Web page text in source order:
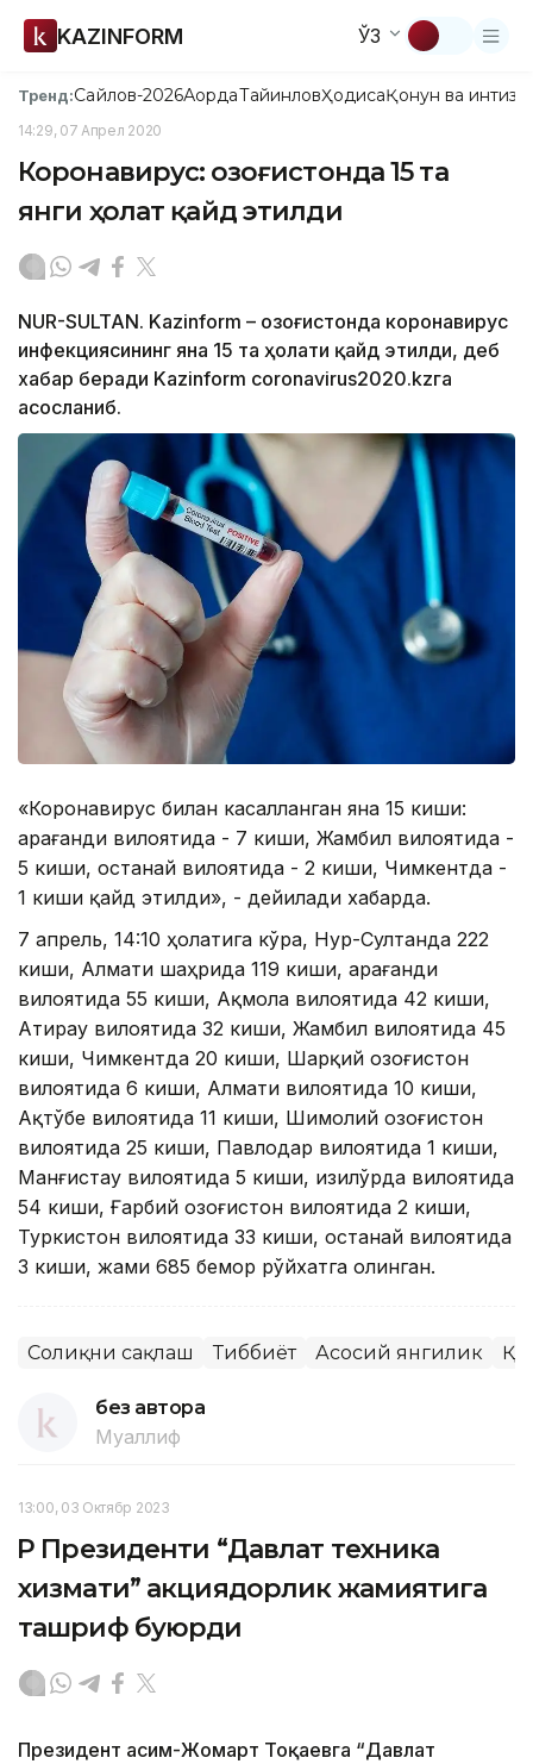
KAZINFORM ЎЗ
Тренд:Сайлов-2026АқордаТайинловҲодисаҚонун ва
14:29, 07 Апрел 2020
Коронавирус: Қозоғистонда 15 та
янги ҳолат қайд этилди
NUR-SULTAN. Kazinform – Қозоғистонда коронавирус
инфекциясининг яна 15 та ҳолати қайд этилди, деб
хабар беради Kazinform coronavirus2020.kzга
асосланиб.
«Коронавирус билан касалланган яна 15 киши:
Қарағанди вилоятида - 7 киши, Жамбил вилоятида -
5 киши, Қостанай вилоятида - 2 киши, Чимкентда -
1 киши қайд этилди», - дейилади хабарда.
7 апрель, 14:10 ҳолатига кўра, Нур-Султанда 222
киши, Алмати шаҳрида 119 киши, Қарағанди
вилоятида 55 киши, Ақмола вилоятида 42 киши,
Атирау вилоятида 32 киши, Жамбил вилоятида 45
киши, Чимкентда 20 киши, Шарқий Қозоғистон
вилоятида 6 киши, Алмати вилоятида 10 киши,
Ақтўбе вилоятида 11 киши, Шимолий Қозоғистон
вилоятида 25 киши, Павлодар вилоятида 1 киши,
Манғистау вилоятида 5 киши, Қизилўрда вилоятида
54 киши, Ғарбий Қозоғистон вилоятида 2 киши,
Туркистон вилоятида 33 киши, Қостанай вилоятида
3 киши, жами 685 бемор рўйхатга олинган.
Соғлиқни сақлаш Тиббиёт Асосий янгилик ҚР
без автора
Муаллиф
13:00, 03 Октябр 2023
ҚР Президенти “Давлат техника
хизмати” акциядорлик жамиятига
ташриф буюрди
Президент Қасим-Жомарт Тоқаевга “Давлат